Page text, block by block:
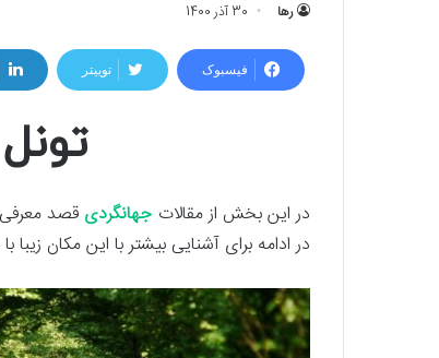
رها 30 آذر 1400
فیسبوک توییتر
در این بخش از مقالات جهانگردی قصد معرفی
در ادامه برای آشنایی بیشتر با این مکان زیبا